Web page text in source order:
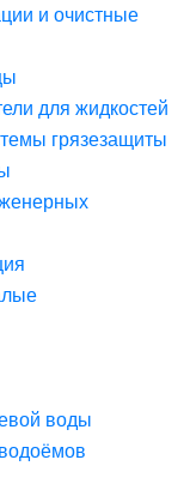
и очистные
для жидкостей
грязезащиты
воды